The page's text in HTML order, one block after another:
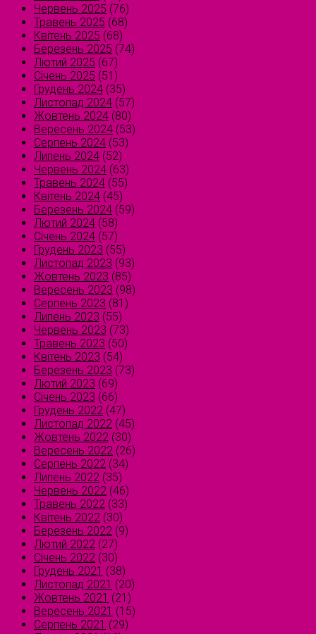
Червень 2025 (76)
Травень 2025 (68)
Квітень 2025 (68)
Березень 2025 (74)
Лютий 2025 (67)
Січень 2025 (51)
Грудень 2024 (35)
Листопад 2024 (57)
Жовтень 2024 (80)
Вересень 2024 (53)
Серпень 2024 (53)
Липень 2024 (52)
Червень 2024 (63)
Травень 2024 (55)
Квітень 2024 (45)
Березень 2024 (59)
Лютий 2024 (58)
Січень 2024 (57)
Грудень 2023 (55)
Листопад 2023 (93)
Жовтень 2023 (85)
Вересень 2023 (98)
Серпень 2023 (81)
Липень 2023 (55)
Червень 2023 (73)
Травень 2023 (50)
Квітень 2023 (54)
Березень 2023 (73)
Лютий 2023 (69)
Січень 2023 (66)
Грудень 2022 (47)
Листопад 2022 (45)
Жовтень 2022 (30)
Вересень 2022 (26)
Серпень 2022 (34)
Липень 2022 (35)
Червень 2022 (46)
Травень 2022 (33)
Квітень 2022 (30)
Березень 2022 (9)
Лютий 2022 (27)
Січень 2022 (30)
Грудень 2021 (38)
Листопад 2021 (20)
Жовтень 2021 (21)
Вересень 2021 (15)
Серпень 2021 (29)